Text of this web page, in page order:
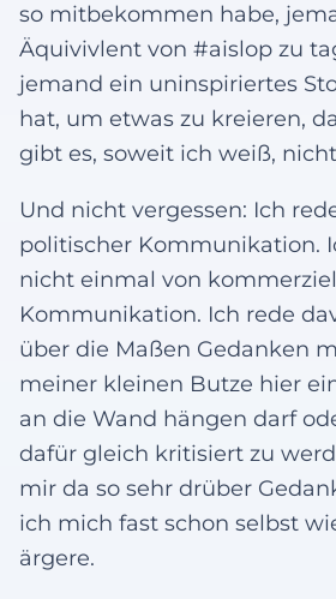
so mitbekommen habe,
Äquivivlent von #aislop zu
jemand ein uninspiriertes
hat, um etwas zu kreieren,
gibt es, soweit ich weiß,
Und nicht vergessen: Ich
politischer Kommunikation.
nicht einmal von
Kommunikation. Ich rede
über die Maßen Gedanken
meiner kleinen Butze hier
an die Wand hängen darf
dafür gleich kritisiert zu
mir da so sehr drüber
ich mich fast schon selbst
ärgere.